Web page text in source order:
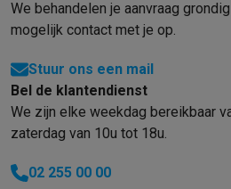
We behandelen je aanvraag
mogelijk contact met je op.
Stuur ons een mail
Bel de klantendienst
We zijn elke weekdag bereikbaar
zaterdag van 10u tot 18u.
02 255 00 00